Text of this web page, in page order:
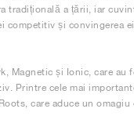
tradițională a țării, iar
și convingerea
Magnetic și Ionic, care au
Printre cele mai
care aduce un omagiu